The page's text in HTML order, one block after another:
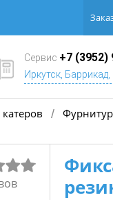
Сервис +7 (3952)
Иркутск, Баррикад,
/